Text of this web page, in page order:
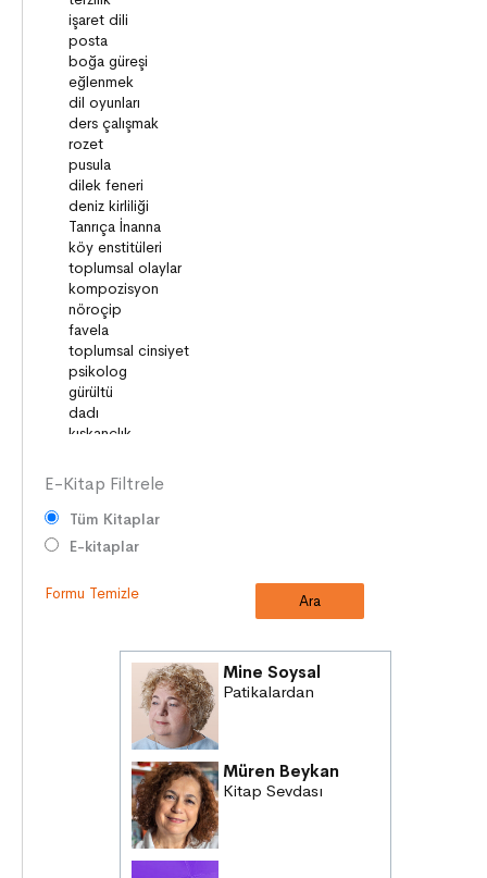
KÜLTÜRLER
DİLİMİZİN ZENGİNLİĞİ
KİŞİSEL GELİŞİM
SAĞLIK
MİLLİ MÜCADELE
OKUMA KÜLTÜRÜ
GELENEKLER
ERDEMLER
DESTANLAR
SANAT
DEĞERLERİMİZ
ÇOCUK DÜNYASI
TARİH
VATANDAŞLIK
MİLLİ KÜLTÜR
E-Kitap Filtrele
Tüm Kitaplar
E-kitaplar
Formu Temizle
Mine Soysal
Patikalardan
Müren Beykan
Kitap Sevdası